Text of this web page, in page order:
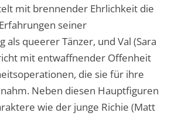
mit brennender Ehrlichkeit die
seiner
als queerer Tänzer, und Val (Sara
mit entwaffnender Offenheit
die sie für ihre
Neben diesen Hauptfiguren
wie der junge Richie (Matt